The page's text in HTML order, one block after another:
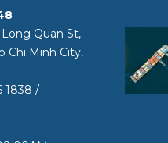
Quan St,
Chi Minh City,
1838 /